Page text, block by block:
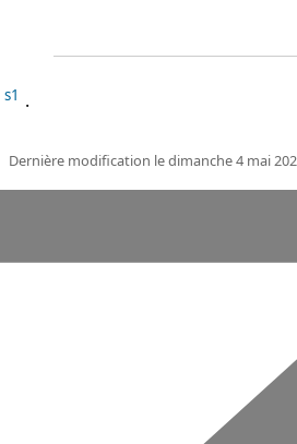
s1 .
Dernière modification le dimanche 4 mai